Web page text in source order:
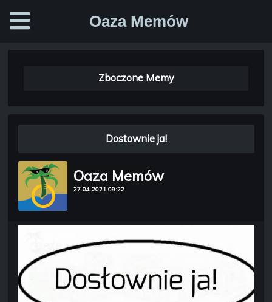
Oaza Memów
Zboczone Memy
Oaza Memów
27.04.2021 09:22
Dostownie ja!